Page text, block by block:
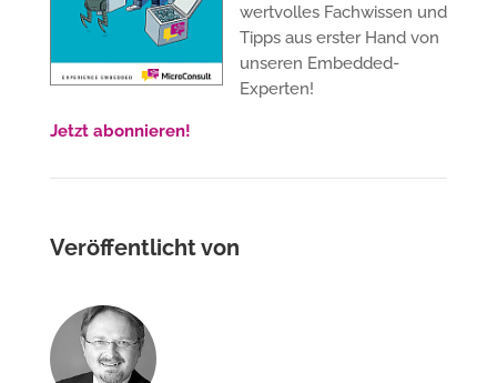
wertvolles Fachwissen und
Tipps aus erster Hand von
unseren Embedded-
Experten!
Jetzt abonnieren!
Veröffentlicht von